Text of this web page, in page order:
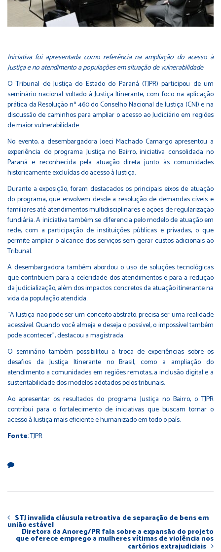
Iniciativa foi apresentada como referência na ampliação do acesso à
Justiça e no atendimento a populações em situação de vulnerabilidade
O Tribunal de Justiça do Estado do Paraná (TJPR) participou de um
seminário nacional voltado à Justiça Itinerante, com foco na aplicação
prática da Resolução nº 460 do Conselho Nacional de Justiça (CNJ) e na
discussão de caminhos para ampliar o acesso ao Judiciário em regiões
de maior vulnerabilidade.
No evento, a desembargadora Joeci Machado Camargo apresentou a
experiência do programa Justiça no Bairro, iniciativa consolidada no
Paraná e reconhecida pela atuação direta junto às comunidades
historicamente excluídas do acesso à Justiça.
Durante a exposição, foram destacados os principais eixos de atuação
do programa, que envolvem desde a resolução de demandas cíveis e
familiares até atendimentos multidisciplinares e ações de regularização
fundiária. A iniciativa também se diferencia pelo modelo de atuação em
rede, com a participação de instituições públicas e privadas, o que
permite ampliar o alcance dos serviços sem gerar custos adicionais ao
Tribunal.
A desembargadora também abordou o uso de soluções tecnológicas
que contribuem para a celeridade dos atendimentos e para a redução
da judicialização, além dos impactos concretos da atuação itinerante na
vida da população atendida.
“A Justiça não pode ser um conceito abstrato; precisa ser uma realidade
acessível. Quando você almeja e deseja o possível, o impossível também
pode acontecer”, destacou a magistrada.
O seminário também possibilitou a troca de experiências sobre os
desafios da Justiça Itinerante no Brasil, como a ampliação do
atendimento a comunidades em regiões remotas, a inclusão digital e a
sustentabilidade dos modelos adotados pelos tribunais.
Ao apresentar os resultados do programa Justiça no Bairro, o TJPR
contribui para o fortalecimento de iniciativas que buscam tornar o
acesso à Justiça mais eficiente e humanizado em todo o país.
Fonte: TJPR
STJ invalida cláusula retroativa de separação de bens em
união estável
Diretora da Anoreg/PR fala sobre a expansão do projeto
que oferece emprego a mulheres vítimas de violência nos
cartórios extrajudiciais